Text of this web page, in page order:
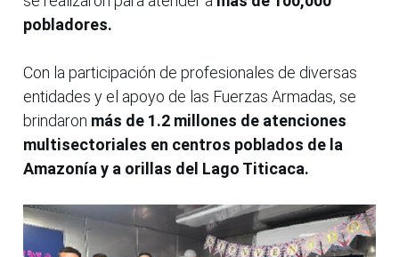
pobladores.
Con la participación de profesionales de diversas
entidades y el apoyo de las Fuerzas Armadas, se
brindaron más de 1.2 millones de atenciones
multisectoriales en centros poblados de la
Amazonía y a orillas del Lago Titicaca.